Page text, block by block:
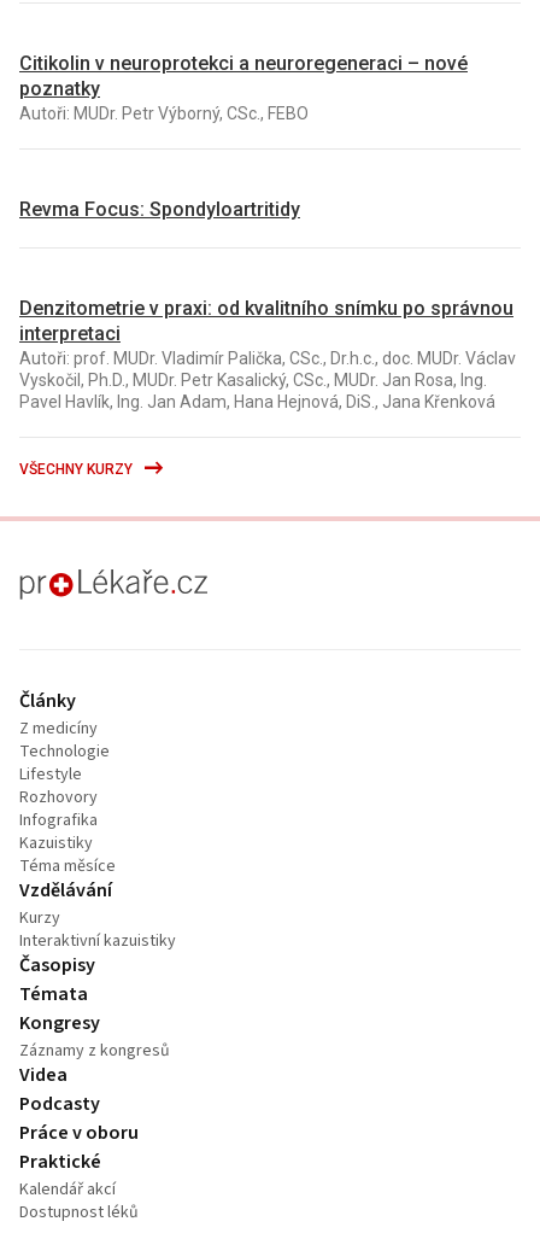
Citikolin v neuroprotekci a neuroregeneraci – nové
poznatky
Autoři: MUDr. Petr Výborný, CSc., FEBO
Revma Focus: Spondyloartritidy
Denzitometrie v praxi: od kvalitního snímku po správnou
interpretaci
Autoři: prof. MUDr. Vladimír Palička, CSc., Dr.h.c., doc. MUDr. Václav
Vyskočil, Ph.D., MUDr. Petr Kasalický, CSc., MUDr. Jan Rosa, Ing.
Pavel Havlík, Ing. Jan Adam, Hana Hejnová, DiS., Jana Křenková
VŠECHNY KURZY
proLékaře.cz
Články
Z medicíny
Technologie
Lifestyle
Rozhovory
Infografika
Kazuistiky
Téma měsíce
Vzdělávání
Kurzy
Interaktivní kazuistiky
Časopisy
Témata
Kongresy
Záznamy z kongresů
Videa
Podcasty
Práce v oboru
Praktické
Kalendář akcí
Dostupnost léků